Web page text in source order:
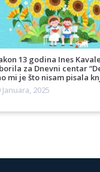
13 godina Ines
za Dnevni centar
mi je što nisam pisala
Januara, 2025